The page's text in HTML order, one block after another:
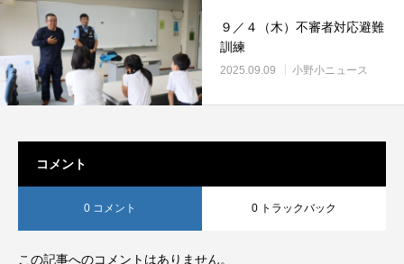
９／４（木）不審者対応避難
訓練
2025.09.09 小野小ニュース
コメント
0 コメント 0 トラックバック
この記事へのコメントはありません。